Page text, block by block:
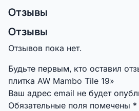
Отзывы
Отзывы
Отзывов пока нет.
Будьте первым, кто оставил
плитка AW Mambo Tile 19»
Ваш адрес email не будет
Обязательные поля помечены *